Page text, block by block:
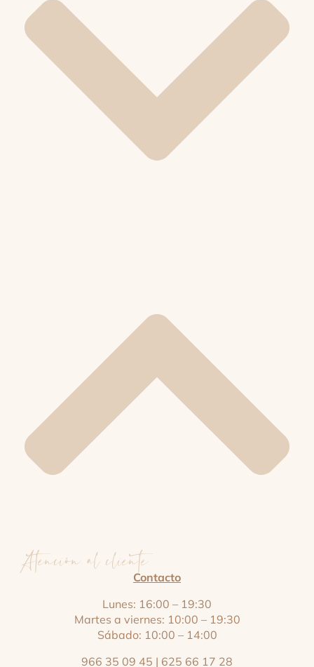
Atención al clienteContacto
Lunes: 16:00 – 19:30
Martes a viernes: 10:00 – 19:30
Sábado: 10:00 – 14:00
966 35 09 45 | 625 66 17 28